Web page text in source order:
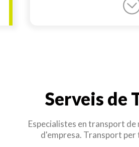
Serveis de
Especialistes en transport
d'empresa. Transport per